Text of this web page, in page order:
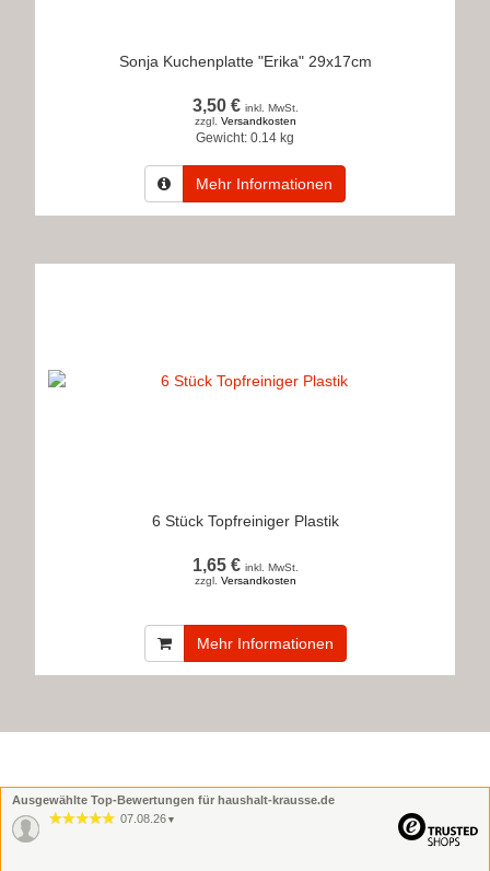
Sonja Kuchenplatte "Erika" 29x17cm
3,50 € inkl. MwSt.
zzgl. Versandkosten
Gewicht: 0.14 kg
Mehr Informationen
6 Stück Topfreiniger Plastik
1,65 € inkl. MwSt.
zzgl. Versandkosten
Mehr Informationen
Ausgewählte Top-Bewertungen für haushalt-krausse.de
07.08.26 ▼